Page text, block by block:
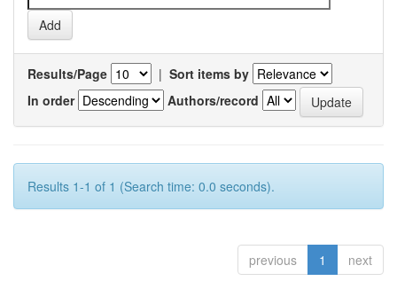
Results/Page | Sort items by
In order
Authors/record
Results 1-1 of 1 (Search time: 0.0 seconds).
previous 1 next